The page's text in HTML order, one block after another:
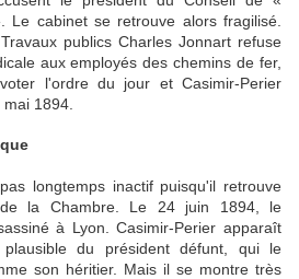
Le cabinet se retrouve alors fragilisé.
publics Charles Jonnart refuse
aux employés des chemins de fer,
l'ordre du jour et Casimir-Perier
1894.
longtemps inactif puisqu'il retrouve
la Chambre. Le 24 juin 1894, le
à Lyon. Casimir-Perier apparaît
du président défunt, qui le
son héritier. Mais il se montre très